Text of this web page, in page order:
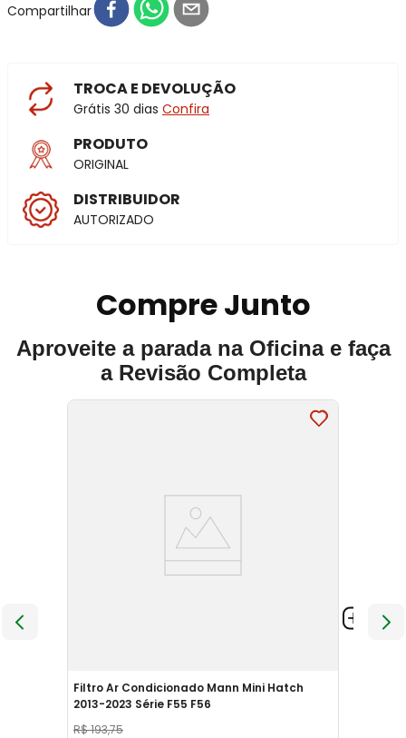
Compartilhar
TROCA E DEVOLUÇÃO
Grátis 30 dias Confira
PRODUTO
ORIGINAL
DISTRIBUIDOR
AUTORIZADO
Compre Junto
Aproveite a parada na Oficina e faça
a Revisão Completa
Filtro Ar Condicionado Mann Mini Hatch
2013-2023 Série F55 F56
R$193,75